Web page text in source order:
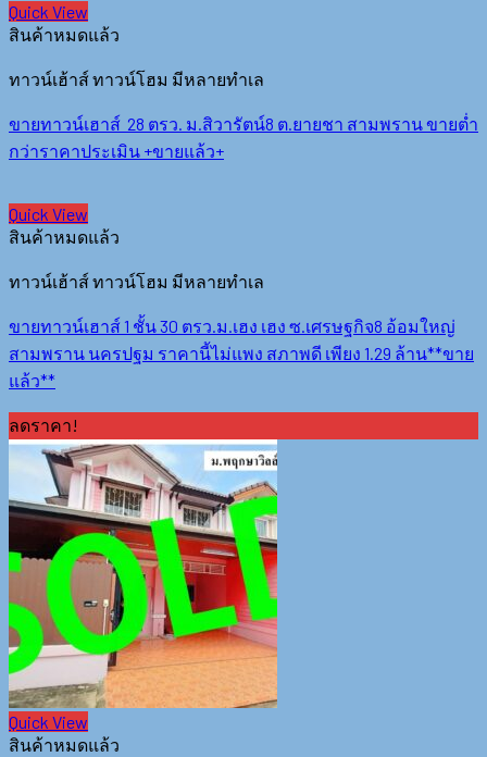
Quick View
สินค้าหมดแล้ว
ทาวน์เฮ้าส์ ทาวน์โฮม มีหลายทำเล
ขายทาวน์เฮาส์ 28 ตรว. ม.สิวารัตน์8 ต.ยายชา สามพราน ขายต่ำ
กว่าราคาประเมิน +ขายแล้ว+
Quick View
สินค้าหมดแล้ว
ทาวน์เฮ้าส์ ทาวน์โฮม มีหลายทำเล
ขายทาวน์เฮาส์ 1 ชั้น 30 ตรว.ม.เฮง เฮง ซ.เศรษฐกิจ8 อ้อมใหญ่
สามพราน นครปฐม ราคานี้ไม่แพง สภาพดี เพียง 1.29 ล้าน**ขาย
แล้ว**
ลดราคา!
Quick View
สินค้าหมดแล้ว